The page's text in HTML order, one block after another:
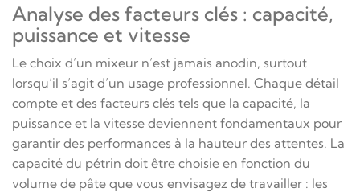
Analyse des facteurs clés : capacité,
puissance et vitesse
Le choix d’un mixeur n’est jamais anodin, surtout
lorsqu’il s’agit d’un usage professionnel. Chaque détail
compte et des facteurs clés tels que la capacité, la
puissance et la vitesse deviennent fondamentaux pour
garantir des performances à la hauteur des attentes. La
capacité du pétrin doit être choisie en fonction du
volume de pâte que vous envisagez de travailler : les